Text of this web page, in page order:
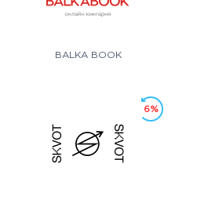
BALKA BOOK
6%